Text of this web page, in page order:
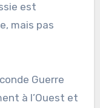
est
mais pas
Guerre
à l’Ouest et